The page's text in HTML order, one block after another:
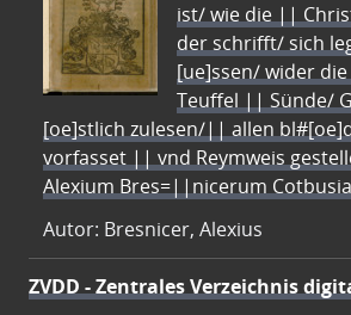
ist/ wie die ||
der schrifft/ sich
[ue]ssen/ wider
Teuffel || Sünde/
[oe]stlich zulesen/|| allen
vorfasset || vnd Reymweis
Alexium Bres=||nicerum
Autor: Bresnicer, Alexius
ZVDD - Zentrales Verzeichnis